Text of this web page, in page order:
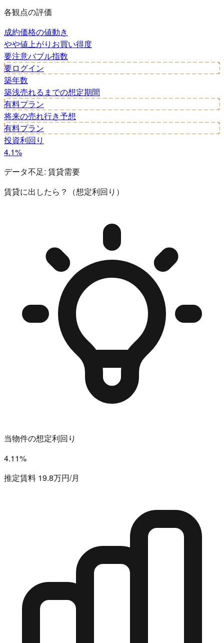
各観点の評価
成約価格の値動き
やや値上がり お買い得度
要注意バブル指数
要ログイン
築年数
築浅売れるまでの想定期間
有料プラン
将来の売れ行き予想
有料プラン
投資利回り
4.1%
データ不足: 賃貸需要
賃貸に出したら？（想定利回り）
当物件の想定利回り
4.11%
推定賃料 19.8万円/月